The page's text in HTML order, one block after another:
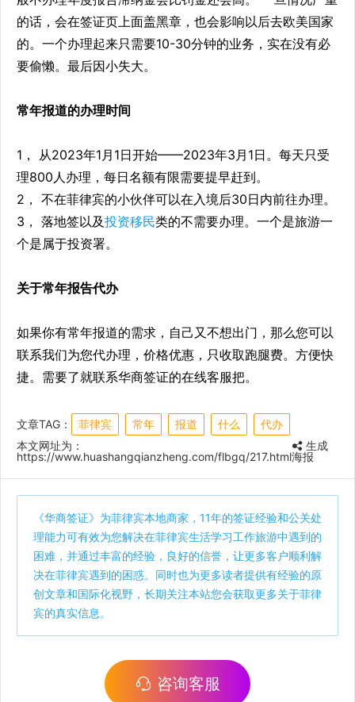
的话，会在签证页上面盖黑章，也会影响以后去欧美国家
的。一个办理起来只需要10-30分钟的业务，实在没有必
要偷懒。最后因小失大。
常年报道的办理时间
1， 从2023年1月1日开始——2023年3月1日。每天只受
理800人办理，每日名额有限需要提早赶到。
2， 不在菲律宾的小伙伴可以在入境后30日内前往办理。
3， 落地签以及投资移民类的不需要办理。一个是旅游一
个是属于投资署。
关于常年报告代办
如果你有常年报道的需求，自己又不想出门，那么您可以
联系我们为您代办理，价格优惠，只收取跑腿费。方便快
捷。需要了就联系华商签证的在线客服把。
文章TAG： 菲律宾 常年 报道 什么
代办
本文网址为：
https://www.huashangqianzheng.com/flbgq/217.html
生成
海报
《华商签证》为菲律宾本地商家，11年的签证经验和公关处
理能力可有效为您解决在菲律宾生活学习工作旅游中遇到的
困难，并通过丰富的经验，良好的信誉，让更多客户顺利解
决在菲律宾遇到的困惑。同时也为更多读者提供有经验的原
创文章和国际化视野，长期关注本站您会获取更多关于菲律
宾的真实信息。
咨询客服